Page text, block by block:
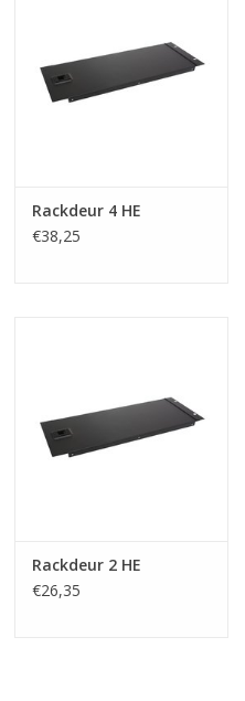
Rackdeur 4 HE
€38,25
Rackdeur 2 HE
€26,35